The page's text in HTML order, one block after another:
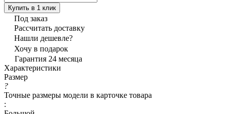
Купить в 1 клик
Под заказ
Рассчитать доставку
Нашли дешевле?
Хочу в подарок
Гарантия 24 месяца
Характеристики
Размер
?
Точные размеры модели в карточке товара
: